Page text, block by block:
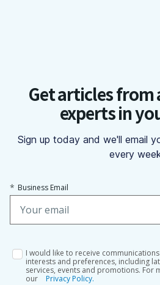
Get articles
experts in
Sign up today and we'll email
every
* Business Email
I would like to receive
interests and preferences, including
services, events and promotions. For
our
Privacy Policy.